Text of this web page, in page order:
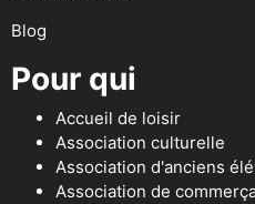
Blog
Pour qui
Accueil de loisir
Association culturelle
Association d'anciens
Association de